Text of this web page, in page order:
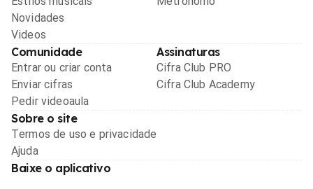
Novidades
Videos
Comunidade
Entrar ou criar conta
Enviar cifras
Pedir videoaula
Assinaturas
Cifra Club PRO
Cifra Club Academy
Sobre o site
Termos de uso e privacidade
Ajuda
Baixe o aplicativo